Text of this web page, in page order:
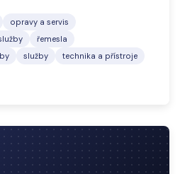
opravy a servis
řemesla
služby technika a přístroje